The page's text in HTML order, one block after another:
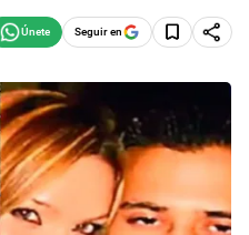
Seguir en